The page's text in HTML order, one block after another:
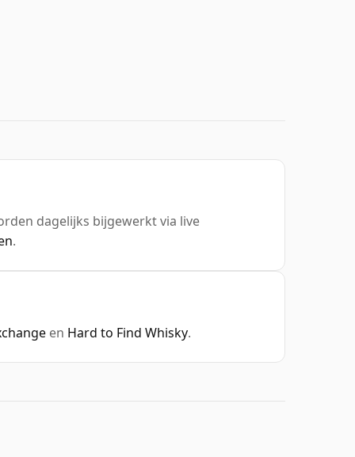
dagelijks bijgewerkt via live
.
en Hard to Find Whisky.